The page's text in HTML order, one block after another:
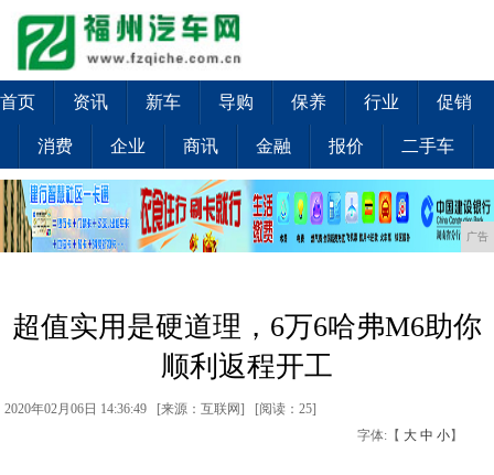
首页 资讯 新车 导购 保养 行业 促销
消费 企业 商讯 金融 报价 二手车
广告
超值实用是硬道理，6万6哈弗M6助你
顺利返程开工
2020年02月06日 14:36:49 [来源：互联网] [阅读：25]
字体:【 大 中 小】